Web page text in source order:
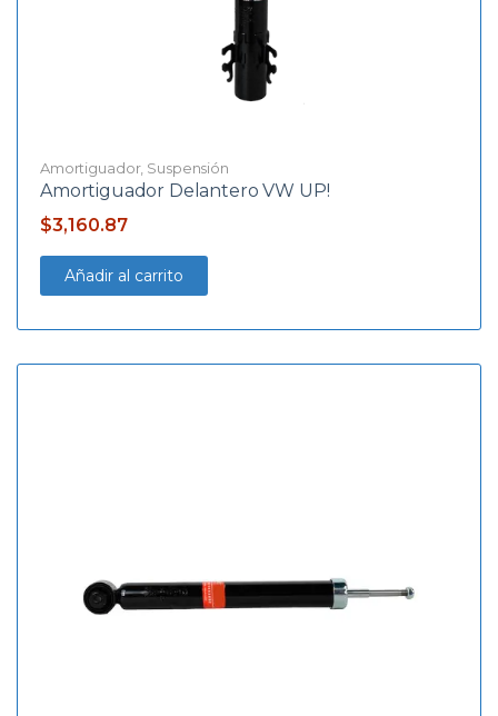
Amortiguador, Suspensión
Amortiguador Delantero VW UP!
$3,160.87
Añadir al carrito